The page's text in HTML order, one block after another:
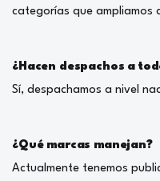
categorías que ampliamos
¿Hacen despachos a
Sí, despachamos a nivel
¿Qué marcas manejan?
Actualmente tenemos